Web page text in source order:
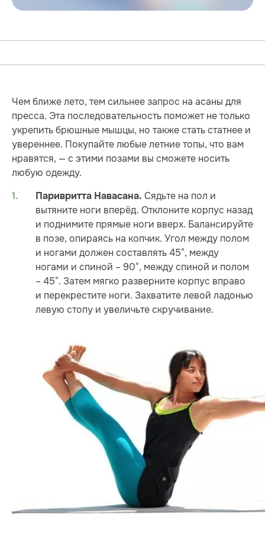
Чем ближе лето, тем сильнее запрос на асаны для
пресса. Эта последовательность поможет не только
укрепить брюшные мышцы, но также стать статнее и
увереннее. Покупайте любые летние топы, что вам
нравятся, — с этими позами вы сможете носить
любую одежду.
Паривритта Навасана. Сядьте на пол и
вытяните ноги вперёд. Отклоните корпус назад
и поднимите прямые ноги вверх. Балансируйте
в позе, опираясь на копчик. Угол между полом
и ногами должен составлять 45°, между
ногами и спиной – 90°, между спиной и полом
– 45°. Затем мягко разверните корпус вправо
и перекрестите ноги. Захватите левой ладонью
левую стопу и увеличьте скручивание.